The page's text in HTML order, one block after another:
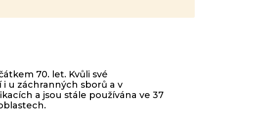
70. let. Kvůli své
u záchranných sborů a v
a jsou stále používána ve 37